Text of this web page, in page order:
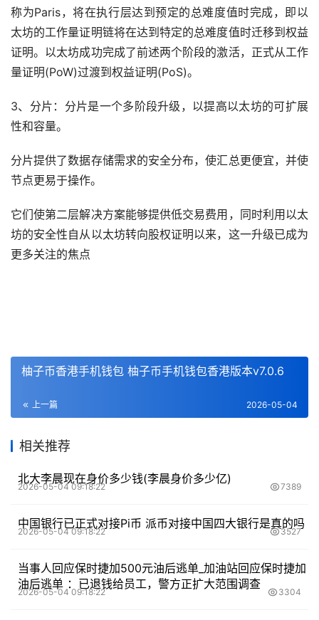
称为Paris，将在执行层达到预定的总难度值时完成，即以
太坊的工作量证明链将在达到特定的总难度值时迁移到权益
证明。以太坊成功完成了前述两个阶段的激活，正式从工作
量证明(PoW)过渡到权益证明(PoS)。
3、分片：分片是一个多阶段升级，以提高以太坊的可扩展
性和容量。
分片提供了数据存储需求的安全分布，使汇总更便宜，并使
节点更易于操作。
它们使第二层解决方案能够提供低交易费用，同时利用以太
坊的安全性自从以太坊转向股权证明以来，这一升级已成为
更多关注的焦点
柚子币香港手机钱包 柚子币手机钱包香港版本v7.0.6
上一篇 2026-05-04
相关推荐
北大李晨现在身价多少钱(李晨身价多少亿)
2026-05-04 09:18:22 7389
中国银行已正式对接Pi币 派币对接中国四大银行是真的吗
2026-05-04 09:18:22 3527
当事人回应保时捷加500元油后逃单_加油站回应保时捷加
油后逃单 ：已退钱给员工，警方正扩大范围调查
2026-05-04 09:18:22 3304